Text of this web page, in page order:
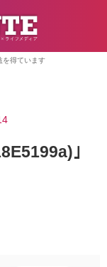
を得ています
｣